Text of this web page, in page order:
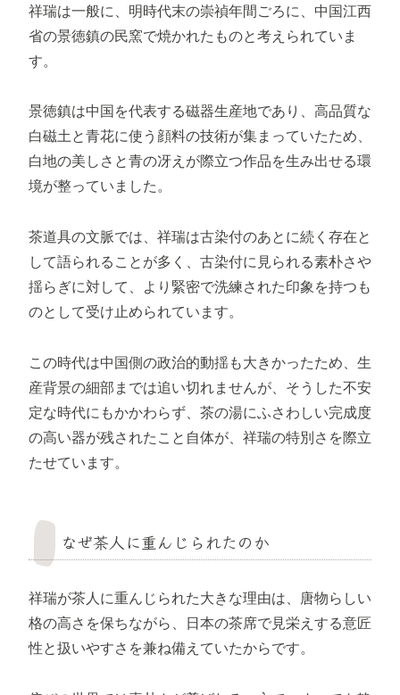
祥瑞は一般に、明時代末の崇禎年間ごろに、中国江西
省の景徳鎮の民窯で焼かれたものと考えられていま
す。
景徳鎮は中国を代表する磁器生産地であり、高品質な
白磁土と青花に使う顔料の技術が集まっていたため、
白地の美しさと青の冴えが際立つ作品を生み出せる環
境が整っていました。
茶道具の文脈では、祥瑞は古染付のあとに続く存在と
して語られることが多く、古染付に見られる素朴さや
揺らぎに対して、より緊密で洗練された印象を持つも
のとして受け止められています。
この時代は中国側の政治的動揺も大きかったため、生
産背景の細部までは追い切れませんが、そうした不安
定な時代にもかかわらず、茶の湯にふさわしい完成度
の高い器が残されたこと自体が、祥瑞の特別さを際立
たせています。
なぜ茶人に重んじられたのか
祥瑞が茶人に重んじられた大きな理由は、唐物らしい
格の高さを保ちながら、日本の茶席で見栄えする意匠
性と扱いやすさを兼ね備えていたからです。